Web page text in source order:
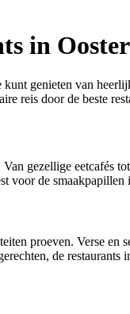
in
genieten van
reis door de beste
gezellige eetcafés
voor de smaakpapillen
proeven. Verse
de restaurants